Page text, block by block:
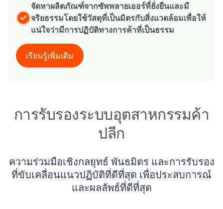
จัดหาผลิตภัณฑ์จากซัพพลายเออร์ที่ยั่งยืนและมี
จริยธรรมโดยใช้วัสดุที่เป็นมิตรกับสิ่งแวดล้อมเพื่อให้
แน่ใจว่ามีการปฏิบัติทางการค้าที่เป็นธรรม
เรียนรู้เพิ่มเติม
การรับรองระบบอุตสาหกรรมค้า
ปลีก
ความร่วมมือเชิงกลยุทธ์ พันธมิตร และการรับรอง
ที่ขับเคลื่อนแนวปฏิบัติที่ดีที่สุด เพื่อประสบการณ์
และผลลัพธ์ที่ดีที่สุด